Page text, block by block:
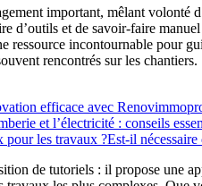
important, mêlant
d’outils et de savoir-faire
ressource incontournable pour
rencontrés sur les chantiers.
efficace avec
et l’électricité : conseils
pour les travaux ?Est-il
de tutoriels : il propose une